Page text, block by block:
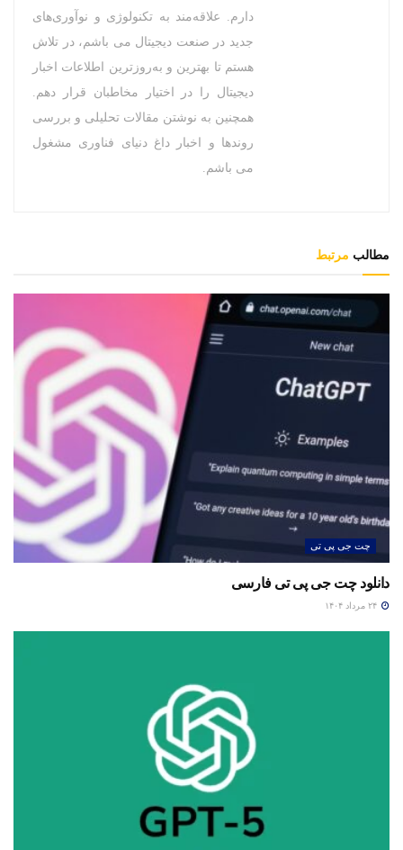
دارم. علاقه‌مند به تکنولوژی و نوآوری‌های
جدید در صنعت دیجیتال می باشم، در تلاش
هستم تا بهترین و به‌روزترین اطلاعات اخبار
دیجیتال را در اختیار مخاطبان قرار دهم.
همچنین به نوشتن مقالات تحلیلی و بررسی
روندها و اخبار داغ دنیای فناوری مشغول
می باشم.
مطالب مرتبط
چت جی پی تی
دانلود چت جی پی تی فارسی